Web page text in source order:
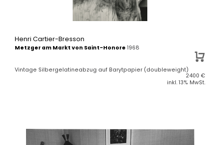
Henri Cartier-Bresson
Metzger am Markt von Saint-Honore 1968
Vintage Silbergelatineabzug auf Barytpapier (doubleweight)
2400 €
inkl. 13% MwSt.